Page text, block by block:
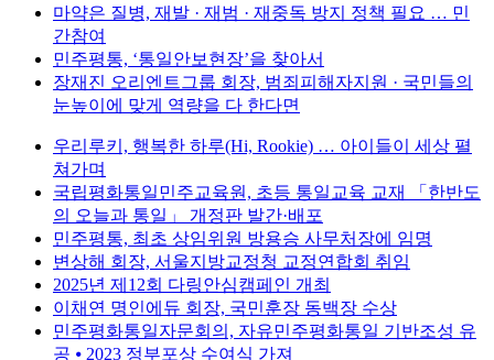
마약은 질병, 재발 · 재범 · 재중독 방지 정책 필요 … 민
간참여
민주평통, ‘통일안보현장’을 찾아서
장재진 오리엔트그룹 회장, 범죄피해자지원 · 국민들의
눈높이에 맞게 역량을 다 한다면
우리루키, 행복한 하루(Hi, Rookie) … 아이들이 세상 펼
쳐가며
국립평화통일민주교육원, 초등 통일교육 교재 「한반도
의 오늘과 통일」 개정판 발간·배포
민주평통, 최초 상임위원 방용승 사무처장에 임명
변상해 회장, 서울지방교정청 교정연합회 취임
2025년 제12회 다링안심캠페인 개최
이채연 명인에듀 회장, 국민훈장 동백장 수상
민주평화통일자문회의, 자유민주평화통일 기반조성 유
공 ⦁ 2023 정부포상 수여식 가져